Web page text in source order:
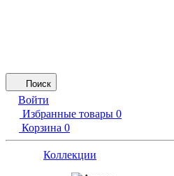
Поиск
Войти
Избранные товары 0
Корзина 0
Коллекции